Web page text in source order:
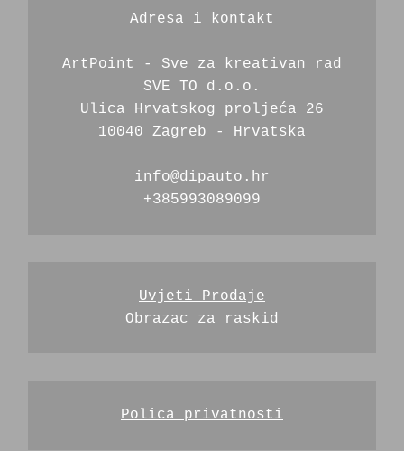
Adresa i kontakt
ArtPoint - Sve za kreativan rad
SVE TO d.o.o.
Ulica Hrvatskog proljeća 26
10040 Zagreb - Hrvatska
info@dipauto.hr
+385993089099
Uvjeti Prodaje
Obrazac za raskid
Polica privatnosti